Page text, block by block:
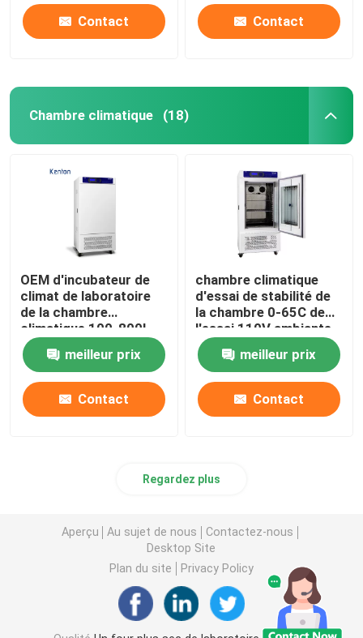
Contact Contact
Chambre climatique (18)
OEM d'incubateur de
climat de laboratoire
de la chambre
climatique 100-800L
d'insecte
meilleur prix
Contact
chambre climatique
d'essai de stabilité de
la chambre 0-65C de
l'essai 110V ambiante
meilleur prix
Contact
Regardez plus
Aperçu Au sujet de nous
Contactez-nous
Desktop Site
Plan du site
Privacy Policy